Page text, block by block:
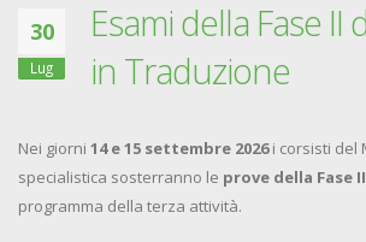
30
Lug
Esami della Fase II
in Traduzione
Nei giorni 14 e 15 settembre 2026i corsisti del
specialistica sosterranno le prove della Fase II
programma della terza attività.